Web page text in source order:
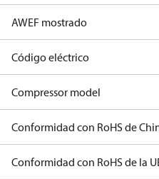
AWEF mostrado
Código eléctrico
Compressor model
Conformidad con RoHS de
Conformidad con RoHS de la